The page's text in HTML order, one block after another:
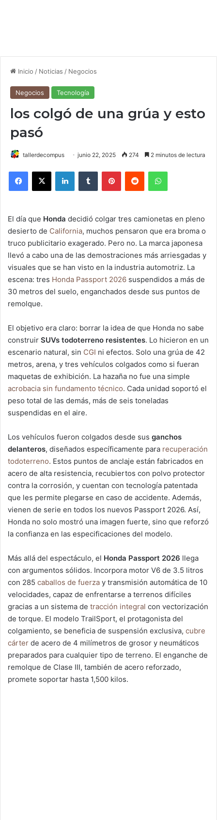
Inicio / Noticias / Negocios
Negocios Tecnología
los colgó de una grúa y esto
pasó
tallerdecompus junio 22, 2025 274 2 minutos de lectura
El día que Honda decidió colgar tres camionetas en pleno
desierto de California, muchos pensaron que era broma o
truco publicitario exagerado. Pero no. La marca japonesa
llevó a cabo una de las demostraciones más arriesgadas y
visuales que se han visto en la industria automotriz. La
escena: tres Honda Passport 2026 suspendidos a más de
30 metros del suelo, enganchados desde sus puntos de
remolque.
El objetivo era claro: borrar la idea de que Honda no sabe
construir SUVs todoterreno resistentes. Lo hicieron en un
escenario natural, sin CGI ni efectos. Solo una grúa de 42
metros, arena, y tres vehículos colgados como si fueran
maquetas de exhibición. La hazaña no fue una simple
acrobacia sin fundamento técnico. Cada unidad soportó el
peso total de las demás, más de seis toneladas
suspendidas en el aire.
Los vehículos fueron colgados desde sus ganchos
delanteros, diseñados específicamente para recuperación
todoterreno. Estos puntos de anclaje están fabricados en
acero de alta resistencia, recubiertos con polvo protector
contra la corrosión, y cuentan con tecnología patentada
que les permite plegarse en caso de accidente. Además,
vienen de serie en todos los nuevos Passport 2026. Así,
Honda no solo mostró una imagen fuerte, sino que reforzó
la confianza en las especificaciones del modelo.
Más allá del espectáculo, el Honda Passport 2026 llega
con argumentos sólidos. Incorpora motor V6 de 3.5 litros
con 285 caballos de fuerza y transmisión automática de 10
velocidades, capaz de enfrentarse a terrenos difíciles
gracias a un sistema de tracción integral con vectorización
de torque. El modelo TrailSport, el protagonista del
colgamiento, se beneficia de suspensión exclusiva, cubre
cárter de acero de 4 milímetros de grosor y neumáticos
preparados para cualquier tipo de terreno. El enganche de
remolque de Clase III, también de acero reforzado,
promete soportar hasta 1,500 kilos.